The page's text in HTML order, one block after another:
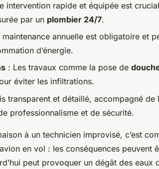
intervention rapide et équipée est
par un plombier 24/7.
maintenance annuelle est obligatoire et
d’énergie.
: Les travaux comme la pose de
éviter les infiltrations.
transparent et détaillé, accompagné de
professionnalisme et de sécurité.
à un technicien improvisé, c’est
en vol : les conséquences peuvent
peut provoquer un dégât des eaux